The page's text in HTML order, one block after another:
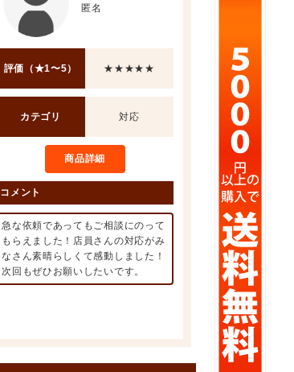
匿名
評価（★1〜5） ★★★★★
カテゴリ 対応
商品詳細
コメント
急な依頼であってもご相談にのって
もらえました！店員さんの対応がみ
なさん素晴らしくて感動しました！
次回もぜひお願いしたいです。